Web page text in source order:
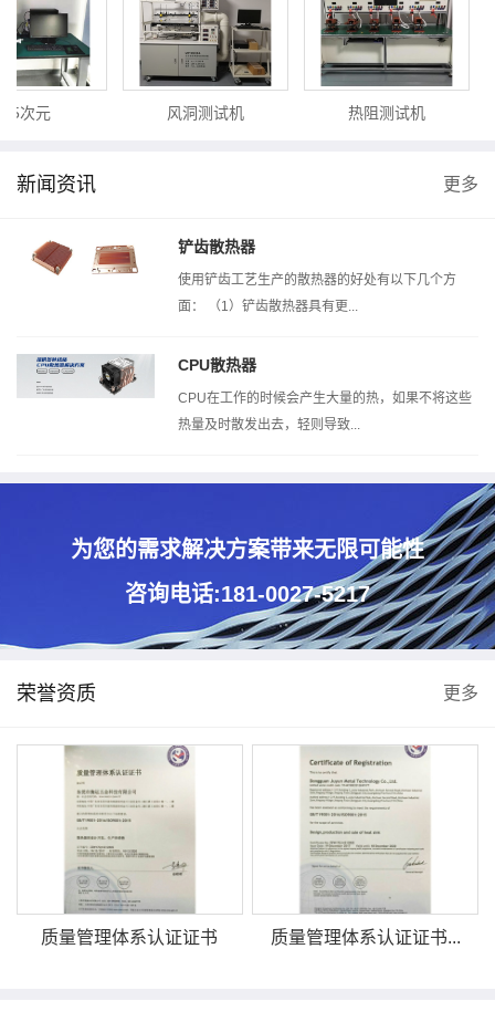
次元 风洞测试机 热阻测试机
新闻资讯 更多
铲齿散热器
使用铲齿工艺生产的散热器的好处有以下几个方
面： （1）铲齿散热器具有更...
CPU散热器
CPU在工作的时候会产生大量的热，如果不将这些
热量及时散发出去，轻则导致...
为您的需求解决方案带来无限可能性
咨询电话:181-0027-5217
荣誉资质 更多
质量管理体系认证证书 质量管理体系认证证书...